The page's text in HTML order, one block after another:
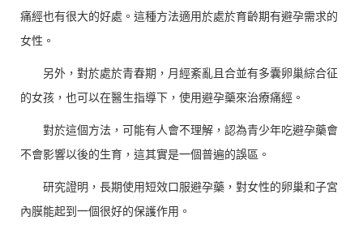
痛經也有很大的好處。這種方法適用於處於育齡期有避孕需求的
女性。
另外，對於處於青春期，月經紊亂且合並有多囊卵巢綜合征
的女孩，也可以在醫生指導下，使用避孕藥來治療痛經。
對於這個方法，可能有人會不理解，認為青少年吃避孕藥會
不會影響以後的生育，這其實是一個普遍的誤區。
研究證明，長期使用短效口服避孕藥，對女性的卵巢和子宮
內膜能起到一個很好的保護作用。